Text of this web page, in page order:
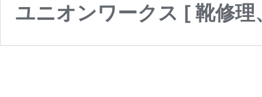
ユニオンワークス [ 靴修理